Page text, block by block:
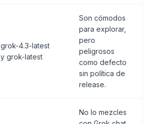
grok-4.3-latest
y grok-latest
Son cómodos
para explorar,
pero
peligrosos
como defecto
sin política de
release.
No lo mezcles